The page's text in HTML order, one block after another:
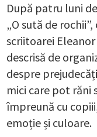
După patru luni
„O sută de
scriitoarei
descrisă de
despre
mici care pot răni
împreună cu
emoție și culoare.